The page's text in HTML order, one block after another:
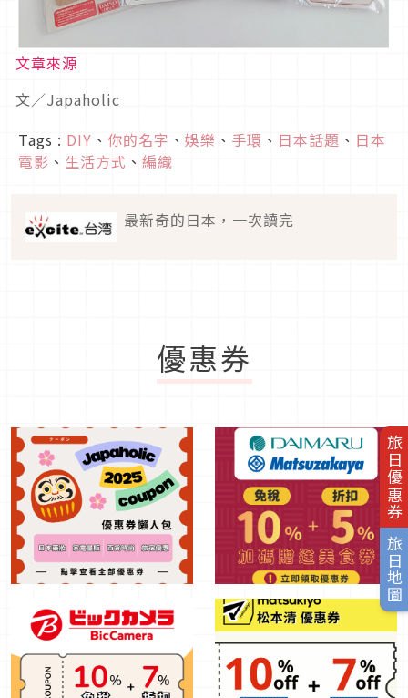
旅日優惠券
旅日地圖
文章來源
文／Japaholic
Tags : DIY 、 你的名字 、 娛樂 、 手環 、 日本話題 、 日本
電影 、 生活方式 、 編織
最新奇的日本，一次讀完
優惠券